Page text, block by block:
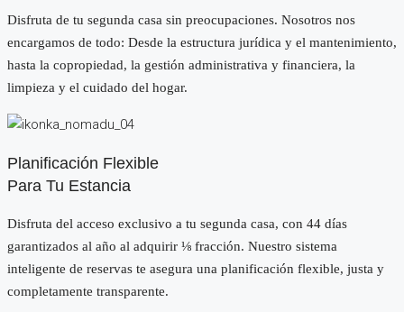
Disfruta de tu segunda casa sin preocupaciones. Nosotros nos
encargamos de todo: Desde la estructura jurídica y el mantenimiento,
hasta la copropiedad, la gestión administrativa y financiera, la
limpieza y el cuidado del hogar.
Planificación Flexible
Para Tu Estancia
Disfruta del acceso exclusivo a tu segunda casa, con 44 días
garantizados al año al adquirir ⅛ fracción. Nuestro sistema
inteligente de reservas te asegura una planificación flexible, justa y
completamente transparente.